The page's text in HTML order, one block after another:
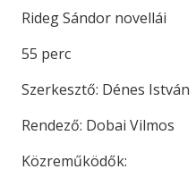
Rideg Sándor novellái
55 perc
Szerkesztő: Dénes István
Rendező: Dobai Vilmos
Közreműködők: